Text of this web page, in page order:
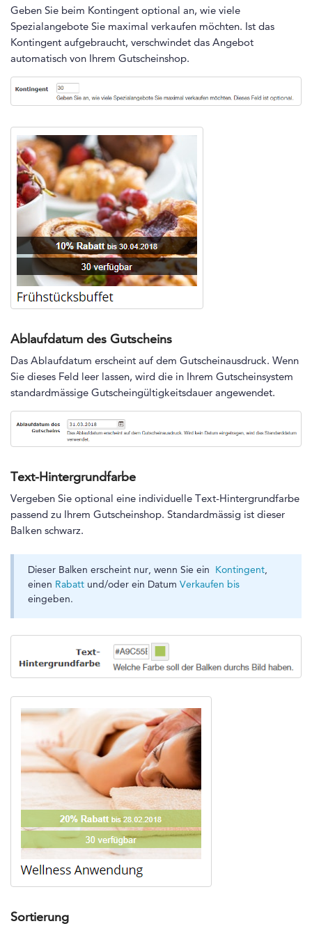
Geben Sie beim Kontingent optional an, wie viele
Spezialangebote Sie maximal verkaufen möchten. Ist das
Kontingent aufgebraucht, verschwindet das Angebot
automatisch von Ihrem Gutscheinshop.
Ablaufdatum des Gutscheins
Das Ablaufdatum erscheint auf dem Gutscheinausdruck. Wenn
Sie dieses Feld leer lassen, wird die in Ihrem Gutscheinsystem
standardmässige Gutscheingültigkeitsdauer angewendet.
Text-Hintergrundfarbe
Vergeben Sie optional eine individuelle Text-Hintergrundfarbe
passend zu Ihrem Gutscheinshop. Standardmässig ist dieser
Balken schwarz.
Dieser Balken erscheint nur, wenn Sie ein Kontingent,
einen Rabatt und/oder ein Datum Verkaufen bis
eingeben.
Sortierung